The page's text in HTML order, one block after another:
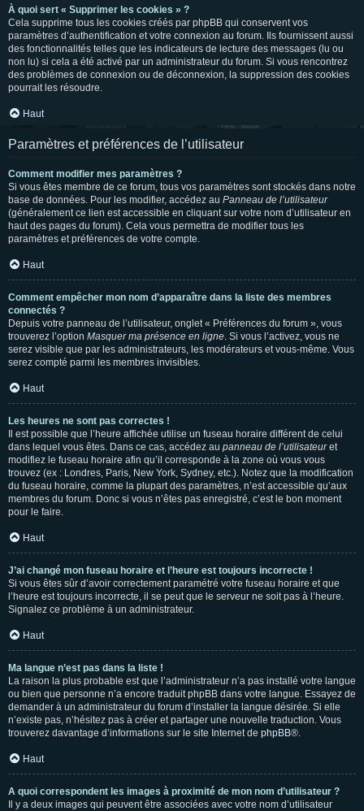
À quoi sert « Supprimer les cookies » ?
Cela supprime tous les cookies créés par phpBB qui conservent vos
paramètres d’authentification et votre connexion au forum. Ils fournissent aussi
des fonctionnalités telles que les indicateurs de lecture des messages (lu ou
non lu) si cela a été activé par un administrateur du forum. Si vous rencontrez
des problèmes de connexion ou de déconnexion, la suppression des cookies
pourrait les résoudre.
Haut
Paramètres et préférences de l’utilisateur
Comment modifier mes paramètres ?
Si vous êtes membre de ce forum, tous vos paramètres sont stockés dans notre
base de données. Pour les modifier, accédez au Panneau de l’utilisateur
(généralement ce lien est accessible en cliquant sur votre nom d’utilisateur en
haut des pages du forum). Cela vous permettra de modifier tous les
paramètres et préférences de votre compte.
Haut
Comment empêcher mon nom d’apparaître dans la liste des membres
connectés ?
Depuis votre panneau de l’utilisateur, onglet « Préférences du forum », vous
trouverez l’option Masquer ma présence en ligne. Si vous l’activez, vous ne
serez visible que par les administrateurs, les modérateurs et vous-même. Vous
serez compté parmi les membres invisibles.
Haut
Les heures ne sont pas correctes !
Il est possible que l’heure affichée utilise un fuseau horaire différent de celui
dans lequel vous êtes. Dans ce cas, accédez au panneau de l’utilisateuret
modifiez le fuseau horaire afin qu’il corresponde à la zone où vous vous
trouvez (ex : Londres, Paris, New York, Sydney, etc.). Notez que la modification
du fuseau horaire, comme la plupart des paramètres, n’est accessible qu’aux
membres du forum. Donc si vous n’êtes pas enregistré, c’est le bon moment
pour le faire.
Haut
J’ai changé mon fuseau horaire et l’heure est toujours incorrecte !
Si vous êtes sûr d’avoir correctement paramétré votre fuseau horaire et que
l’heure est toujours incorrecte, il se peut que le serveur ne soit pas à l’heure.
Signalez ce problème à un administrateur.
Haut
Ma langue n’est pas dans la liste !
La raison la plus probable est que l’administrateur n’a pas installé votre langue
ou bien que personne n’a encore traduit phpBB dans votre langue. Essayez de
demander à un administrateur du forum d’installer la langue désirée. Si elle
n’existe pas, n’hésitez pas à créer et partager une nouvelle traduction. Vous
trouverez davantage d’informations sur le site Internet de phpBB®.
Haut
A quoi correspondent les images à proximité de mon nom d’utilisateur ?
Il y a deux images qui peuvent être associées avec votre nom d’utilisateur